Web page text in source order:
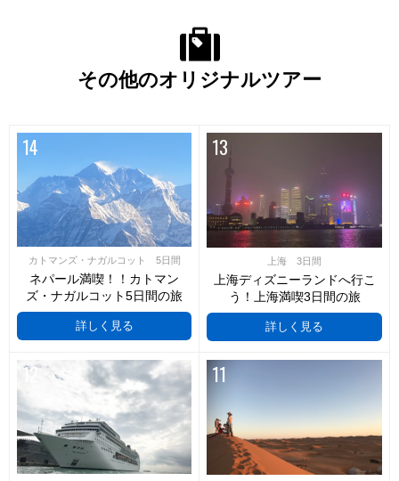
その他のオリジナルツアー
14
カトマンズ・ナガルコット 5日間
ネパール満喫！！カトマン
ズ・ナガルコット5日間の旅
詳しく見る
13
上海 3日間
上海ディズニーランドへ行こ
う！上海満喫3日間の旅
詳しく見る
12 11